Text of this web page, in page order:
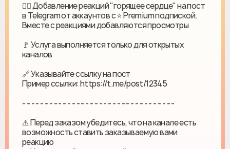
❤️‍🔥 Добавление реакций "горящее сердце" на пост
в Telegram от аккаунтов с ⭐️ Premium подпиской.
Вместе с реакциями добавляются просмотры
🚩 Услуга выполняется только для открытых
каналов
🔗 Указывайте ссылку на пост
Пример ссылки: https://t.me/post/12345
- - - - - - - - - - - - - - - - - - - - - - - - - - - - - - - - - -
⚠️ Перед заказом убедитесь, что на канале есть
возможность ставить заказываемую вами
реакцию